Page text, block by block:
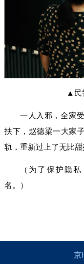
▲民
一人入邪，全家
扶下，赵德梁一大家
轨，重新过上了无比甜
（为了保护隐
名。）
京